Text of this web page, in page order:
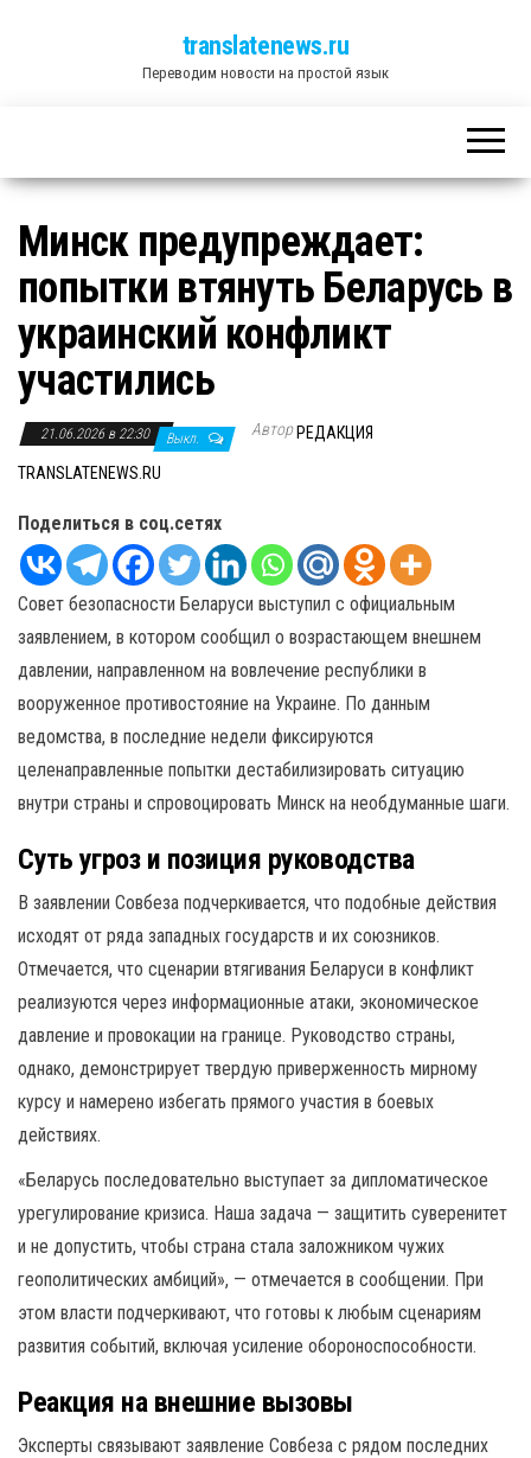
translatenews.ru
Переводим новости на простой язык
Минск предупреждает:
попытки втянуть Беларусь в
украинский конфликт
участились
21.06.2026 в 22:30 Выкл. Автор РЕДАКЦИЯ
TRANSLATENEWS.RU
Поделиться в соц.сетях
Совет безопасности Беларуси выступил с официальным
заявлением, в котором сообщил о возрастающем внешнем
давлении, направленном на вовлечение республики в
вооруженное противостояние на Украине. По данным
ведомства, в последние недели фиксируются
целенаправленные попытки дестабилизировать ситуацию
внутри страны и спровоцировать Минск на необдуманные шаги.
Суть угроз и позиция руководства
В заявлении Совбеза подчеркивается, что подобные действия
исходят от ряда западных государств и их союзников.
Отмечается, что сценарии втягивания Беларуси в конфликт
реализуются через информационные атаки, экономическое
давление и провокации на границе. Руководство страны,
однако, демонстрирует твердую приверженность мирному
курсу и намерено избегать прямого участия в боевых
действиях.
«Беларусь последовательно выступает за дипломатическое
урегулирование кризиса. Наша задача — защитить суверенитет
и не допустить, чтобы страна стала заложником чужих
геополитических амбиций», — отмечается в сообщении. При
этом власти подчеркивают, что готовы к любым сценариям
развития событий, включая усиление обороноспособности.
Реакция на внешние вызовы
Эксперты связывают заявление Совбеза с рядом последних